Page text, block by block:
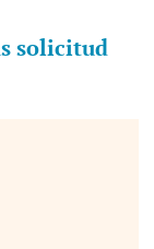
solicitud